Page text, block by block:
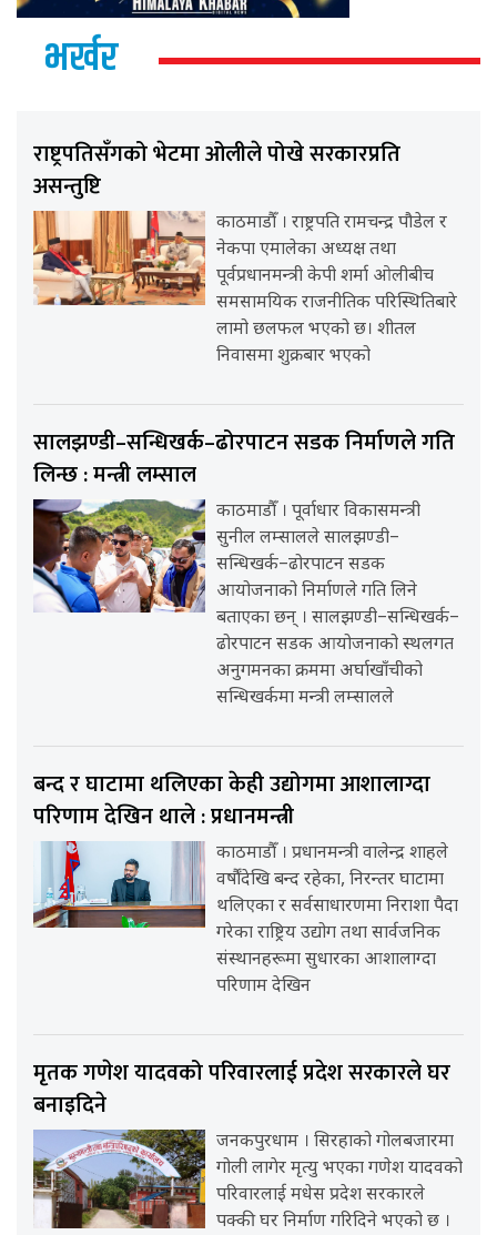
भर्खर
राष्ट्रपतिसँगको भेटमा ओलीले पोखे सरकारप्रति
असन्तुष्टि
काठमाडौँ । राष्ट्रपति रामचन्द्र पौडेल र
नेकपा एमालेका अध्यक्ष तथा
पूर्वप्रधानमन्त्री केपी शर्मा ओलीबीच
समसामयिक राजनीतिक परिस्थितिबारे
लामो छलफल भएको छ। शीतल
निवासमा शुक्रबार भएको
सालझण्डी–सन्धिखर्क–ढोरपाटन सडक निर्माणले गति
लिन्छ : मन्त्री लम्साल
काठमाडौँ । पूर्वाधार विकासमन्त्री
सुनील लम्सालले सालझण्डी–
सन्धिखर्क–ढोरपाटन सडक
आयोजनाको निर्माणले गति लिने
बताएका छन् । सालझण्डी–सन्धिखर्क–
ढोरपाटन सडक आयोजनाको स्थलगत
अनुगमनका क्रममा अर्घाखाँचीको
सन्धिखर्कमा मन्त्री लम्सालले
बन्द र घाटामा थलिएका केही उद्योगमा आशालाग्दा
परिणाम देखिन थाले : प्रधानमन्त्री
काठमाडौँ । प्रधानमन्त्री वालेन्द्र शाहले
वर्षौंदेखि बन्द रहेका, निरन्तर घाटामा
थलिएका र सर्वसाधारणमा निराशा पैदा
गरेका राष्ट्रिय उद्योग तथा सार्वजनिक
संस्थानहरूमा सुधारका आशालाग्दा
परिणाम देखिन
मृतक गणेश यादवको परिवारलाई प्रदेश सरकारले घर
बनाइदिने
जनकपुरधाम । सिरहाको गोलबजारमा
गोली लागेर मृत्यु भएका गणेश यादवको
परिवारलाई मधेस प्रदेश सरकारले
पक्की घर निर्माण गरिदिने भएको छ ।